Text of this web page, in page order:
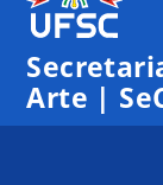
Arte |